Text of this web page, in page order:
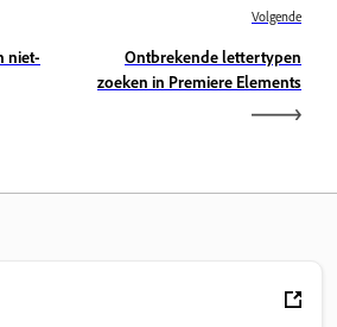
niet-
Volgende
Ontbrekende lettertypen
zoeken in Premiere Elements